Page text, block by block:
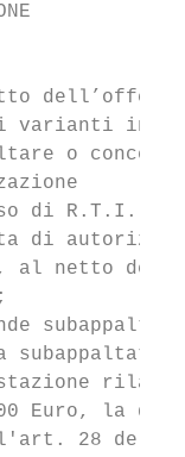
varianti in
o
di R.T.I.
di
al netto
Euro, la
28 del